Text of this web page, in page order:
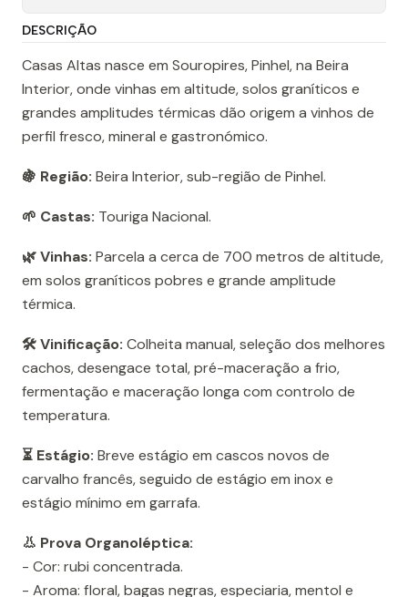
DESCRIÇÃO
Casas Altas nasce em Souropires, Pinhel, na Beira
Interior, onde vinhas em altitude, solos graníticos e
grandes amplitudes térmicas dão origem a vinhos de
perfil fresco, mineral e gastronómico.
🍇 Região: Beira Interior, sub-região de Pinhel.
🌱 Castas: Touriga Nacional.
🌿 Vinhas: Parcela a cerca de 700 metros de altitude,
em solos graníticos pobres e grande amplitude
térmica.
🛠️ Vinificação: Colheita manual, seleção dos melhores
cachos, desengace total, pré-maceração a frio,
fermentação e maceração longa com controlo de
temperatura.
⏳ Estágio: Breve estágio em cascos novos de
carvalho francês, seguido de estágio em inox e
estágio mínimo em garrafa.
👃 Prova Organoléptica:
- Cor: rubi concentrada.
- Aroma: floral, bagas negras, especiaria, mentol e